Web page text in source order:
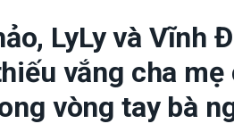
LyLy và Vĩnh
vắng cha mẹ
vòng tay bà